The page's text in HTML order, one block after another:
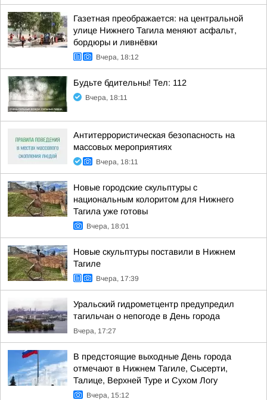
Газетная преображается: на центральной
улице Нижнего Тагила меняют асфальт,
бордюры и ливнёвки
Вчера, 18:12
Будьте бдительны! Тел: 112
Вчера, 18:11
Антитеррористическая безопасность на
массовых мероприятиях
Вчера, 18:11
Новые городские скульптуры с
национальным колоритом для Нижнего
Тагила уже готовы
Вчера, 18:01
Новые скульптуры поставили в Нижнем
Тагиле
Вчера, 17:39
Уральский гидрометцентр предупредил
тагильчан о непогоде в День города
Вчера, 17:27
В предстоящие выходные День города
отмечают в Нижнем Тагиле, Сысерти,
Талице, Верхней Туре и Сухом Логу
Вчера, 15:12